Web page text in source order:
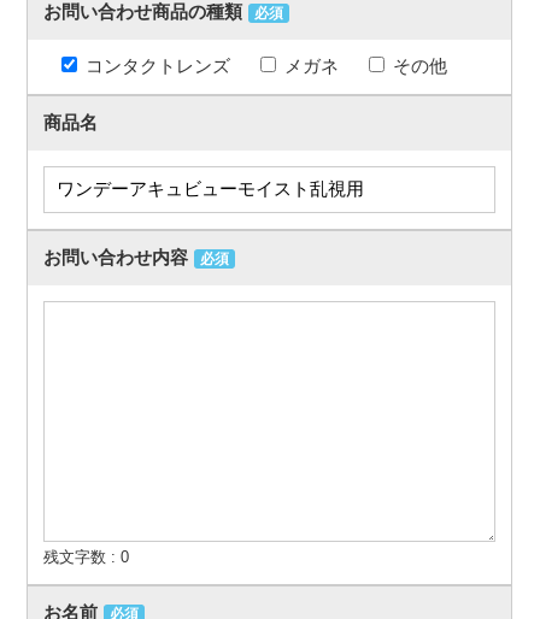
お問い合わせ商品の種類 必須
コンタクトレンズ メガネ その他
商品名
お問い合わせ内容 必須
残文字数 :0
お名前 必須